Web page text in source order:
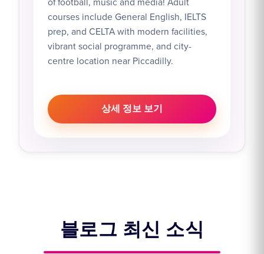
of football, music and media! Adult
courses include General English, IELTS
prep, and CELTA with modern facilities,
vibrant social programme, and city-
centre location near Piccadilly.
상세 정보 보기
블로그 최신 소식